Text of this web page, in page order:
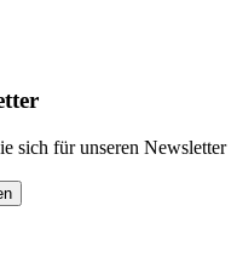
sich für unseren Newsletter